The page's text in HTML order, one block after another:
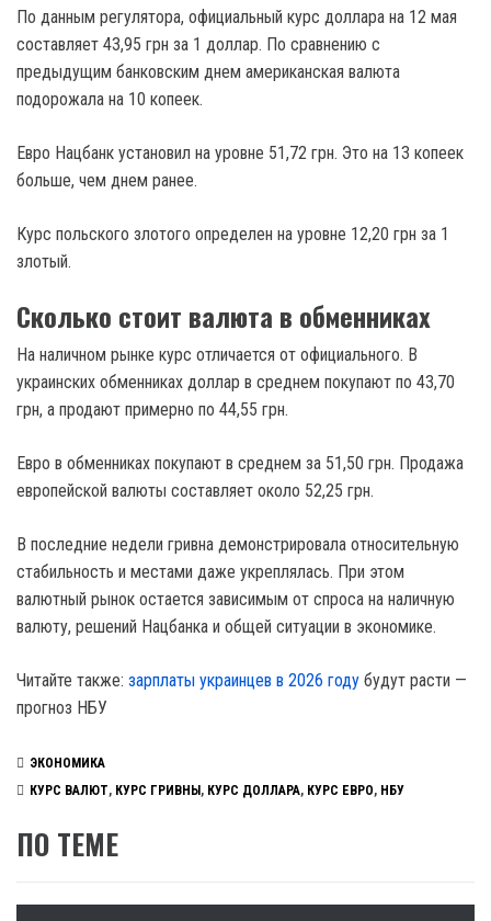
По данным регулятора, официальный курс доллара на 12 мая
составляет 43,95 грн за 1 доллар. По сравнению с
предыдущим банковским днем американская валюта
подорожала на 10 копеек.
Евро Нацбанк установил на уровне 51,72 грн. Это на 13 копеек
больше, чем днем ранее.
Курс польского злотого определен на уровне 12,20 грн за 1
злотый.
Сколько стоит валюта в обменниках
На наличном рынке курс отличается от официального. В
украинских обменниках доллар в среднем покупают по 43,70
грн, а продают примерно по 44,55 грн.
Евро в обменниках покупают в среднем за 51,50 грн. Продажа
европейской валюты составляет около 52,25 грн.
В последние недели гривна демонстрировала относительную
стабильность и местами даже укреплялась. При этом
валютный рынок остается зависимым от спроса на наличную
валюту, решений Нацбанка и общей ситуации в экономике.
Читайте также: зарплаты украинцев в 2026 году будут расти —
прогноз НБУ
ЭКОНОМИКА
КУРС ВАЛЮТ, КУРС ГРИВНЫ, КУРС ДОЛЛАРА, КУРС ЕВРО, НБУ
ПО ТЕМЕ